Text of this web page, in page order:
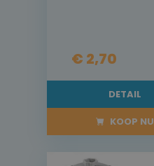
€ 2,70
DETAIL
KOOP NU